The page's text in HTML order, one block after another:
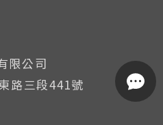
限公司
路三段441號
網站的正常工作、個性化設計內